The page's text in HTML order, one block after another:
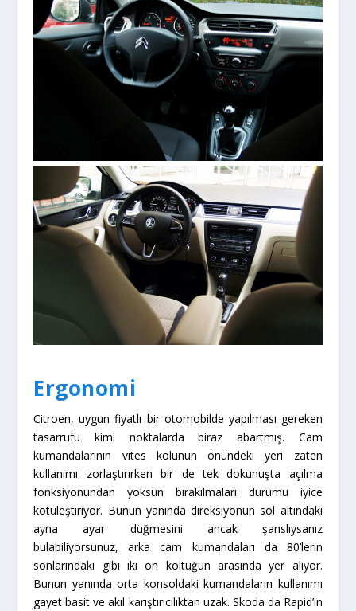
Ergonomi
Citroen, uygun fiyatlı bir otomobilde yapılması gereken
tasarrufu kimi noktalarda biraz abartmış. Cam
kumandalarının vites kolunun önündeki yeri zaten
kullanımı zorlaştırırken bir de tek dokunuşta açılma
fonksiyonundan yoksun bırakılmaları durumu iyice
kötüleştiriyor. Bunun yanında direksiyonun sol altındaki
ayna ayar düğmesini ancak şanslıysanız
bulabiliyorsunuz, arka cam kumandaları da 80’lerin
sonlarındaki gibi iki ön koltuğun arasında yer alıyor.
Bunun yanında orta konsoldaki kumandaların kullanımı
gayet basit ve akıl karıştırıcılıktan uzak. Skoda da Rapid’in